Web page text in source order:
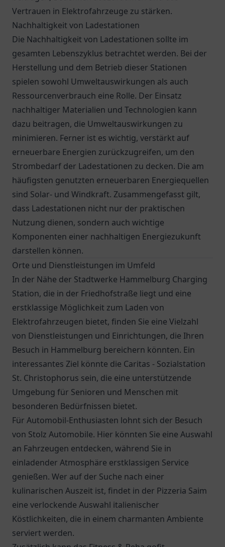
Vertrauen in Elektrofahrzeuge zu stärken.
Nachhaltigkeit von Ladestationen
Die Nachhaltigkeit von Ladestationen sollte im
gesamten Lebenszyklus betrachtet werden. Bei der
Herstellung und dem Betrieb dieser Stationen
spielen sowohl Umweltauswirkungen als auch
Ressourcenverbrauch eine Rolle. Der Einsatz
nachhaltiger Materialien und Technologien kann
dazu beitragen, die Umweltauswirkungen zu
minimieren. Ferner ist es wichtig, verstärkt auf
erneuerbare Energien zurückzugreifen, um den
Strombedarf der Ladestationen zu decken. Die am
häufigsten genutzten erneuerbaren Energiequellen
sind Solar- und Windkraft. Zusammengefasst gilt,
dass Ladestationen nicht nur der praktischen
Nutzung dienen, sondern auch wichtige
Komponenten einer nachhaltigen Energiezukunft
darstellen können.
Orte und Dienstleistungen im Umfeld
In der Nähe der Stadtwerke Hammelburg Charging
Station, die in der Friedhofstraße liegt und eine
erstklassige Möglichkeit zum Laden von
Elektrofahrzeugen bietet, finden Sie eine Vielzahl
von Dienstleistungen und Einrichtungen, die Ihren
Besuch in Hammelburg bereichern könnten. Ein
interessantes Ziel könnte die Caritas - Sozialstation
St. Christophorus sein, die eine unterstützende
Umgebung für Senioren und Menschen mit
besonderen Bedürfnissen bietet.
Für Automobil-Enthusiasten lohnt sich der Besuch
von Stolz Automobile. Hier könnten Sie eine Auswahl
an Fahrzeugen entdecken, während Sie in
einladender Atmosphäre erstklassigen Service
genießen. Wer auf der Suche nach einer
kulinarischen Auszeit ist, findet in der Pizzeria Saim
eine verlockende Auswahl italienischer
Köstlichkeiten, die in einem charmanten Ambiente
serviert werden.